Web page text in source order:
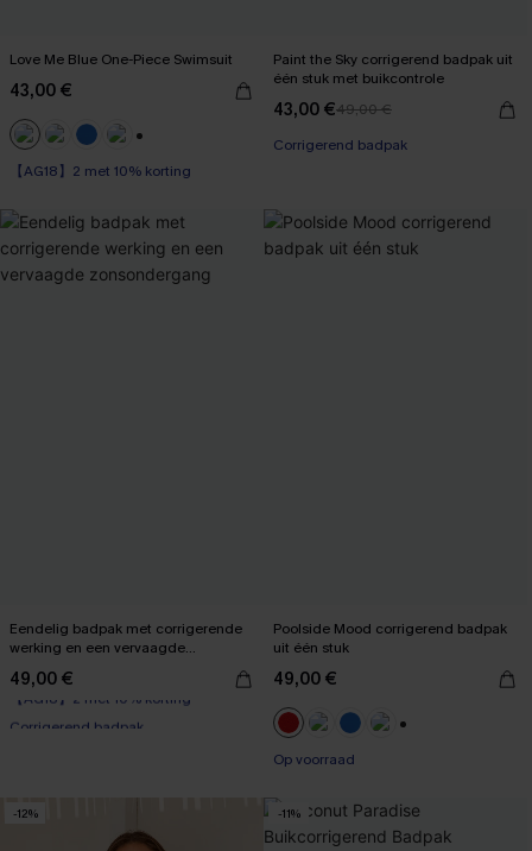
Love Me Blue One-Piece Swimsuit
43,00 €
【AG18】2 met 10% korting
Paint the Sky corrigerend badpak uit
één stuk met buikcontrole
43,00 €49,00 €
Corrigerend badpak
Eendelig badpak met corrigerende
werking en een vervaagde
49,00 €
【AG18】2 met 10% korting
Poolside Mood corrigerend badpak
uit één stuk
49,00 €
Op voorraad
-12% -11%